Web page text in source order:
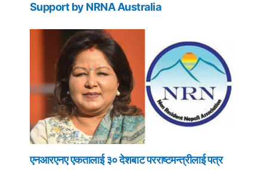
Support by NRNA Australia
एनआरएनए एकतालाई ३० देशबाट परराष्टमन्त्रीलाई पत्र